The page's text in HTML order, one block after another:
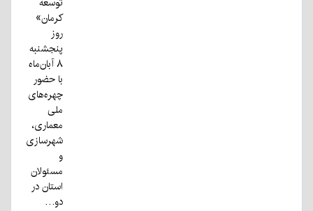
کرمان»
روز
پنجشنبه
۸ آبان‌ماه
با حضور
چهره‌های
ملی
معماری،
شهرسازی
و
مسئولان
استان در
دو…